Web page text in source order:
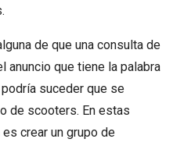
de que una consulta de
anuncio que tiene la palabra
suceder que se
de scooters. En estas
crear un grupo de